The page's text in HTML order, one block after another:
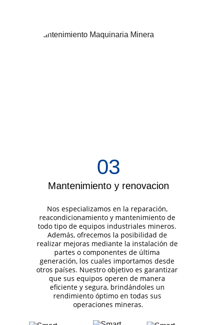
03
Mantenimiento y renovacion
Nos especializamos en la reparación,
reacondicionamiento y mantenimiento de
todo tipo de equipos industriales mineros.
Además, ofrecemos la posibilidad de
realizar mejoras mediante la instalación de
partes o componentes de última
generación, los cuales importamos desde
otros países. Nuestro objetivo es garantizar
que sus equipos operen de manera
eficiente y segura, brindándoles un
rendimiento óptimo en todas sus
operaciones mineras.